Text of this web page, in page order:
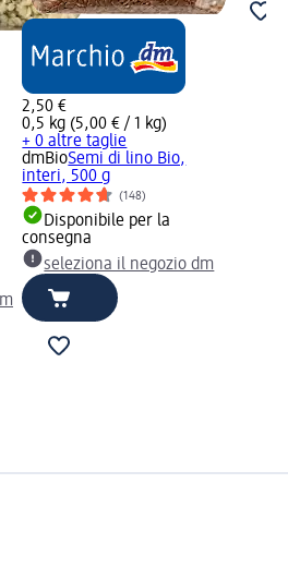
2,50 €
0,5 kg (5,00 € / 1 kg)
+ 0 altre taglie
dmBioSemi di lino Bio,
interi, 500 g
(148)
Disponibile per la
consegna
seleziona il negozio dm